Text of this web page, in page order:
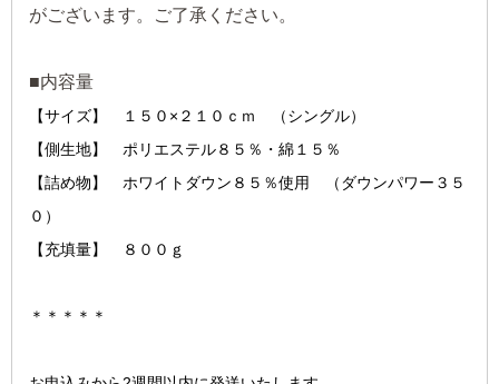
がございます。ご了承ください。
■内容量
【サイズ】 １５０×２１０ｃｍ （シングル）
【側生地】 ポリエステル８５％・綿１５％
【詰め物】 ホワイトダウン８５％使用 （ダウンパワー３５
０）
【充填量】 ８００ｇ
＊＊＊＊＊